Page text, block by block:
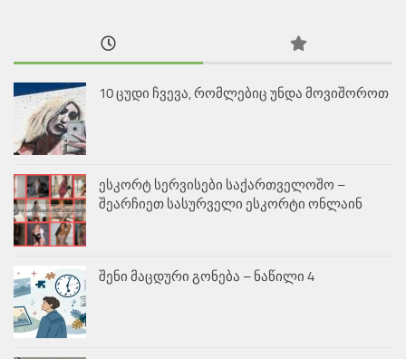
10 ცუდი ჩვევა, რომლებიც უნდა მოვიშოროთ
ესკორტ სერვისები საქართველოშო –
შეარჩიეთ სასურველი ესკორტი ონლაინ
შენი მაცდური გონება – ნაწილი 4